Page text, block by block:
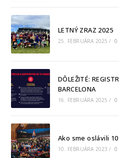
LETNÝ ZRAZ 2025
25. FEBRUÁRA 2025 / 0
DÔLEŽITÉ:
BARCELONA
16. FEBRUÁRA 2025 / 0
Ako sme oslávili
10. FEBRUÁRA 2023 / 0